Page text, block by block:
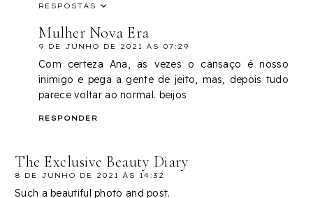
RESPOSTAS
Mulher Nova Era
9 DE JUNHO DE 2021 ÀS 07:29
Com certeza Ana, as vezes o cansaço é nosso
inimigo e pega a gente de jeito, mas, depois tudo
parece voltar ao normal. beijos
RESPONDER
The Exclusive Beauty Diary
8 DE JUNHO DE 2021 ÀS 14:32
Such a beautiful photo and post.